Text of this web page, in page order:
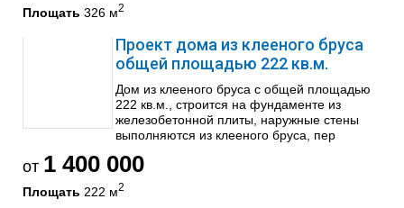
Площать 326 м2
Проект дома из клееного бруса
общей площадью 222 кв.м.
Дом из клееного бруса с общей площадью
222 кв.м., строится на фундаменте из
железобетонной плиты, наружные стены
выполняются из клееного бруса, пер
от 1 400 000
Площать 222 м2